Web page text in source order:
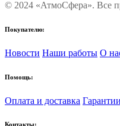
© 2024 «АтмоСфера». Все
Покупателю:
Новости Наши работы О
Помощь:
Оплата и доставка
Контакты: